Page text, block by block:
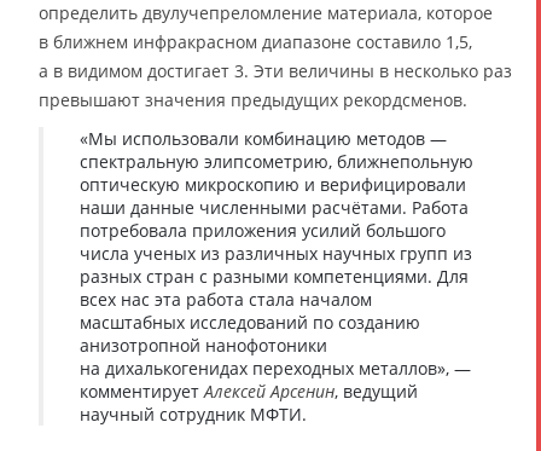
определить двулучепреломление материала, которое
в ближнем инфракрасном диапазоне составило 1,5,
а в видимом достигает 3. Эти величины в несколько раз
превышают значения предыдущих рекордсменов.
«Мы использовали комбинацию методов —
спектральную элипсометрию, ближнепольную
оптическую микроскопию и верифицировали
наши данные численными расчётами. Работа
потребовала приложения усилий большого
числа ученых из различных научных групп из
разных стран с разными компетенциями. Для
всех нас эта работа стала началом
масштабных исследований по созданию
анизотропной нанофотоники
на дихалькогенидах переходных металлов», —
комментируетАлексей Арсенин, ведущий
научный сотрудник МФТИ.